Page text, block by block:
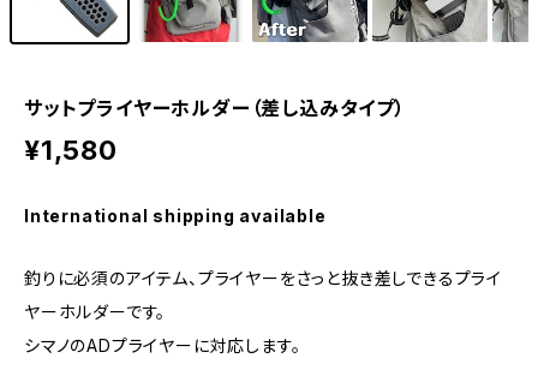
サットプライヤーホルダー（差し込みタイプ）
¥1,580
International shipping available
釣りに必須のアイテム、プライヤーをさっと抜き差しできるプライ
ヤーホルダーです。
シマノのADプライヤーに対応します。